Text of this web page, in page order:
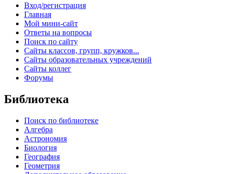
Вход/регистрация
Главная
Мой мини-сайт
Ответы на вопросы
Поиск по сайту
Сайты классов, групп, кружков...
Сайты образовательных учреждений
Сайты коллег
Форумы
Библиотека
Поиск по библиотеке
Алгебра
Астрономия
Биология
География
Геометрия